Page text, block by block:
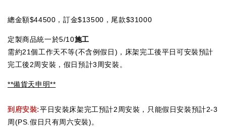
總金額$44500，訂金$13500，尾款$31000
定製商品統一於5/10施工
需約21個工作天不等(不含例假日)，床架完工後平日可安裝預計
完工後2周安裝，假日預計3周安裝。
**備貨天申明**
到府安裝:平日安裝床架完工預計2周安裝，只能假日安裝預計2-3
周(PS.假日只有周六安裝)。